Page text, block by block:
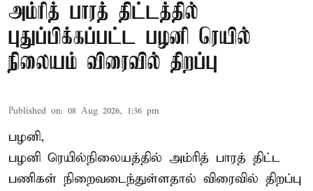
அம்ரித் பாரத் திட்டத்தில்
புதுப்பிக்கப்பட்ட பழனி ரெயில்
நிலையம் விரைவில் திறப்பு
Published on: 08 Aug 2026, 1:36 pm
பழனி,
பழனி ரெயில்நிலையத்தில் அம்ரித் பாரத் திட்ட
பணிகள் நிறைவடைந்துள்ளதால் விரைவில் திறப்பு